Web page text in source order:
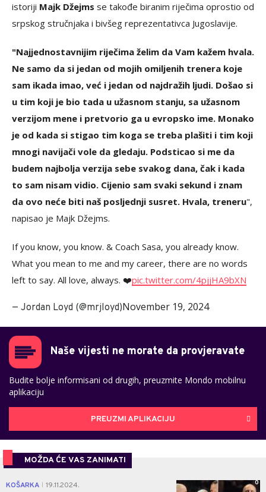
istoriji Majk Džejms se takođe biranim riječima oprostio od
srpskog stručnjaka i bivšeg reprezentativca Jugoslavije.
"Najjednostavnijim riječima želim da Vam kažem hvala.
Ne samo da si jedan od mojih omiljenih trenera koje
sam ikada imao, već i jedan od najdražih ljudi. Došao si
u tim koji je bio tada u užasnom stanju, sa užasnom
verzijom mene i pretvorio ga u evropsko ime. Monako
je od kada si stigao tim koga se treba plašiti i tim koji
mnogi navijači vole da gledaju. Podsticao si me da
budem najbolja verzija sebe svakog dana, čak i kada
to sam nisam vidio. Cijenio sam svaki sekund i znam
da ovo neće biti naš posljednji susret. Hvala, treneru",
napisao je Majk Džejms.
If you know, you know. & Coach Sasa, you already know.
What you mean to me and my career, there are no words
left to say. All love, always. ❤️pic.twitter.com/4pjjHA9bXN
— Jordan Loyd (@mrjloyd)November 19, 2024
Naše vijesti ne morate da provjeravate
Budite bolje informisani od drugih, preuzmite Mondo mobilnu
aplikaciju
PREUZMI APLIKACIJU
MOŽDA ĆE VAS ZANIMATI
KOŠARKA 19.11.2024. 0